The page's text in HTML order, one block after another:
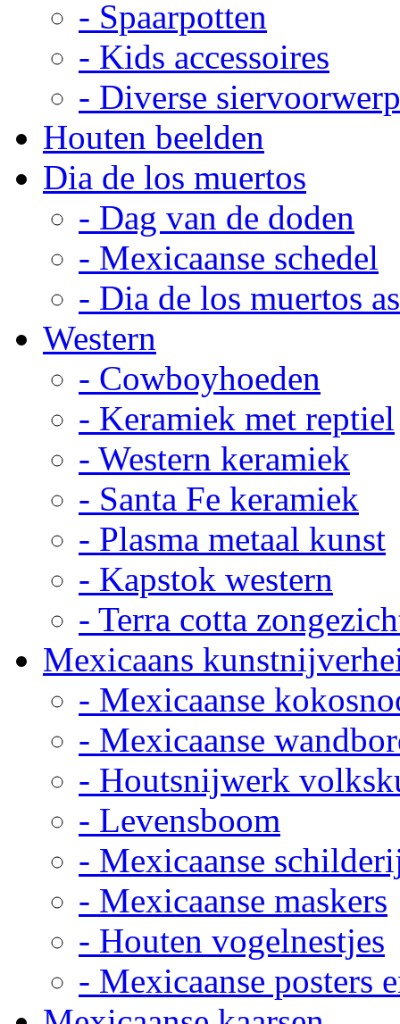
- Spaarpotten
- Kids accessoires
- Diverse
Houten beelden
Dia de los muertos
- Dag van de doden
- Mexicaanse schedel
- Dia de los muertos
Western
- Cowboyhoeden
- Keramiek met reptiel
- Western keramiek
- Santa Fe keramiek
- Plasma metaal kunst
- Kapstok western
- Terra cotta
Mexicaans
- Mexicaanse
- Mexicaanse
- Houtsnijwerk
- Levensboom
- Mexicaanse
- Mexicaanse maskers
- Houten vogelnestjes
- Mexicaanse posters